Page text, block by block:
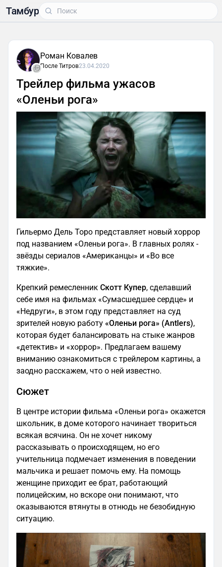
Тамбур
Роман Ковалев
После Титров23.04.2020
Трейлер фильма ужасов
«Оленьи рога»
Гильермо Дель Торо представляет новый хоррор
под названием «Оленьи рога». В главных ролях -
звёзды сериалов «Американцы» и «Во все
тяжкие».
Крепкий ремесленник Скотт Купер, сделавший
себе имя на фильмах «Сумасшедшее сердце» и
«Недруги», в этом году представляет на суд
зрителей новую работу «Оленьи рога» (Antlers),
которая будет балансировать на стыке жанров
«детектив» и «хоррор». Предлагаем вашему
вниманию ознакомиться с трейлером картины, а
заодно расскажем, что о ней известно.
Сюжет
В центре истории фильма «Оленьи рога» окажется
школьник, в доме которого начинает твориться
всякая всячина. Он не хочет никому
рассказывать о происходящем, но его
учительница подмечает изменения в поведении
мальчика и решает помочь ему. На помощь
женщине приходит ее брат, работающий
полицейским, но вскоре они понимают, что
оказываются втянуты в отнюдь не безобидную
ситуацию.